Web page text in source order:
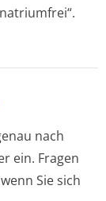
nach
ein. Fragen
Sie sich